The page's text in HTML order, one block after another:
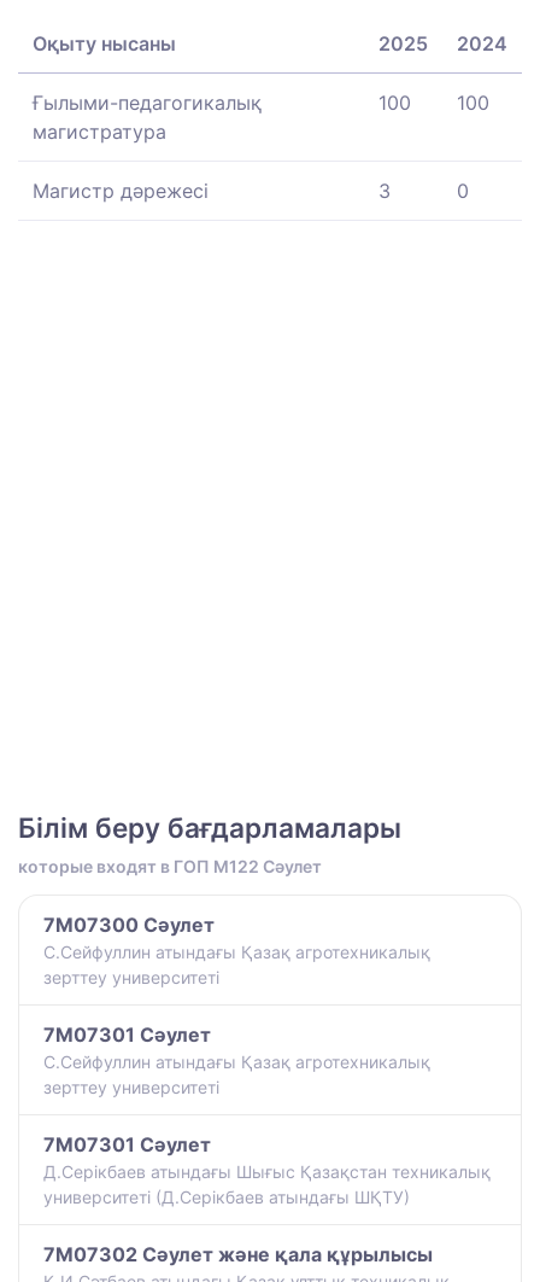
Оқыту нысаны 2025 2024
Ғылыми-педагогикалық
магистратура
100 100
Магистр дәрежесі 3 0
Білім беру бағдарламалары
которые входят в ГОП M122 Сәулет
7M07300 Сәулет
С.Сейфуллин атындағы Қазақ агротехникалық
зерттеу университеті
7M07301 Сәулет
С.Сейфуллин атындағы Қазақ агротехникалық
зерттеу университеті
7M07301 Сәулет
Д.Серікбаев атындағы Шығыс Қазақстан техникалық
университеті (Д.Серікбаев атындағы ШҚТУ)
7M07302 Сәулет және қала құрылысы